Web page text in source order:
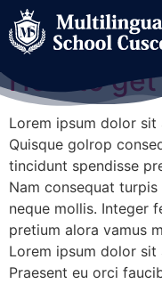
Autor:
How to get
Lorem ipsum dolor
Quisque golrop
tincidunt spendisse
Nam consequat
neque mollis. Integer
pretium alora vamus
Lorem ipsum dolor
Praesent eu orci